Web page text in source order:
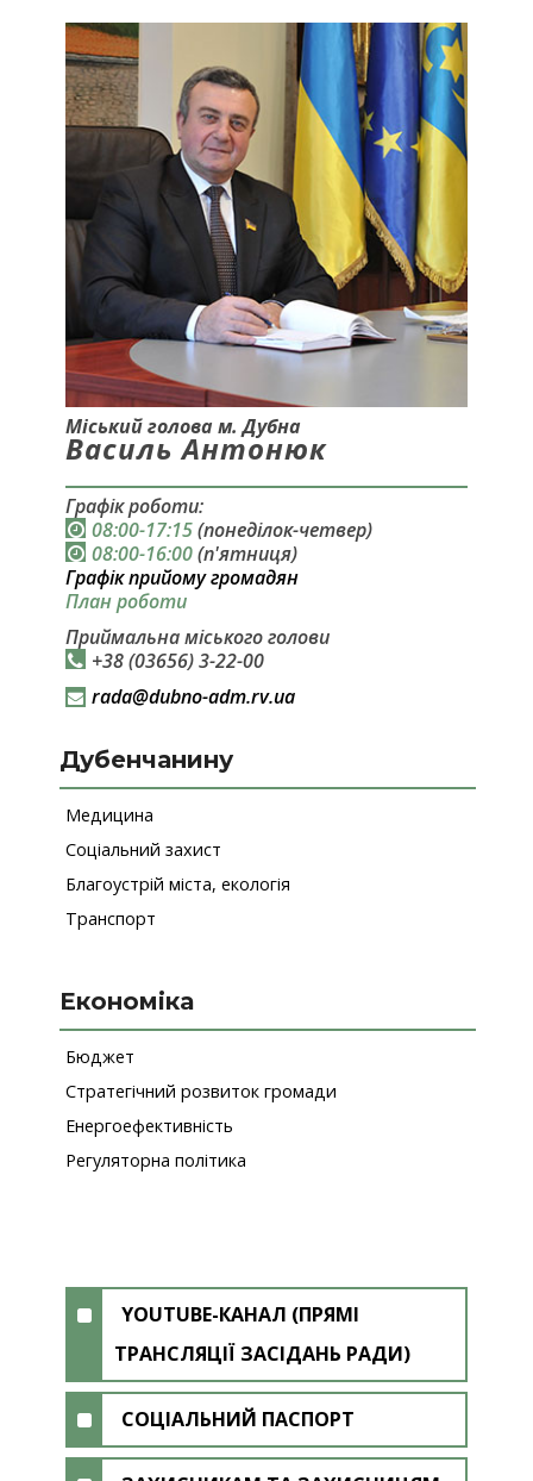
Міський голова м. Дубна
Василь Антонюк
Графік роботи:
08:00-17:15(понеділок-четвер)
08:00-16:00(п'ятниця)
Графік прийому громадян
План роботи
Приймальна міського голови
+38 (03656) 3-22-00
rada@dubno-adm.rv.ua
Дубенчанину
Медицина
Соціальний захист
Благоустрій міста, екологія
Транспорт
Економіка
Бюджет
Стратегічний розвиток громади
Енергоефективність
Регуляторна політика
YOUTUBE-КАНАЛ (ПРЯМІ
ТРАНСЛЯЦІЇ ЗАСІДАНЬ РАДИ)
СОЦІАЛЬНИЙ ПАСПОРТ